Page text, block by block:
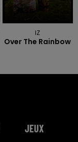
IZ
Over The Rainbow
JEUX